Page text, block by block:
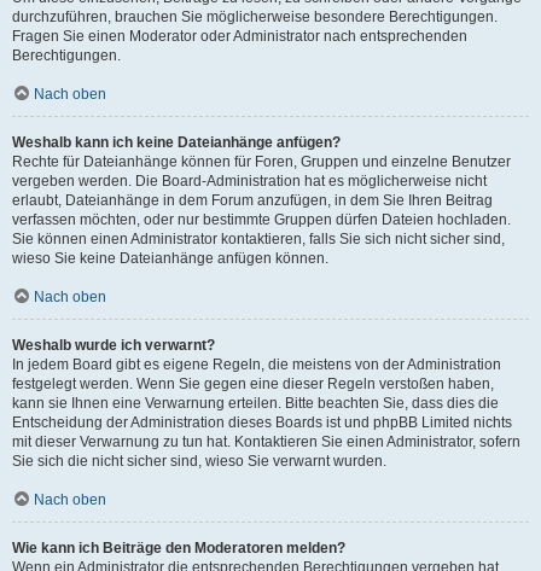
durchzuführen, brauchen Sie möglicherweise besondere Berechtigungen.
Fragen Sie einen Moderator oder Administrator nach entsprechenden
Berechtigungen.
Nach oben
Weshalb kann ich keine Dateianhänge anfügen?
Rechte für Dateianhänge können für Foren, Gruppen und einzelne Benutzer
vergeben werden. Die Board-Administration hat es möglicherweise nicht
erlaubt, Dateianhänge in dem Forum anzufügen, in dem Sie Ihren Beitrag
verfassen möchten, oder nur bestimmte Gruppen dürfen Dateien hochladen.
Sie können einen Administrator kontaktieren, falls Sie sich nicht sicher sind,
wieso Sie keine Dateianhänge anfügen können.
Nach oben
Weshalb wurde ich verwarnt?
In jedem Board gibt es eigene Regeln, die meistens von der Administration
festgelegt werden. Wenn Sie gegen eine dieser Regeln verstoßen haben,
kann sie Ihnen eine Verwarnung erteilen. Bitte beachten Sie, dass dies die
Entscheidung der Administration dieses Boards ist und phpBB Limited nichts
mit dieser Verwarnung zu tun hat. Kontaktieren Sie einen Administrator, sofern
Sie sich die nicht sicher sind, wieso Sie verwarnt wurden.
Nach oben
Wie kann ich Beiträge den Moderatoren melden?
Wenn ein Administrator die entsprechenden Berechtigungen vergeben hat,